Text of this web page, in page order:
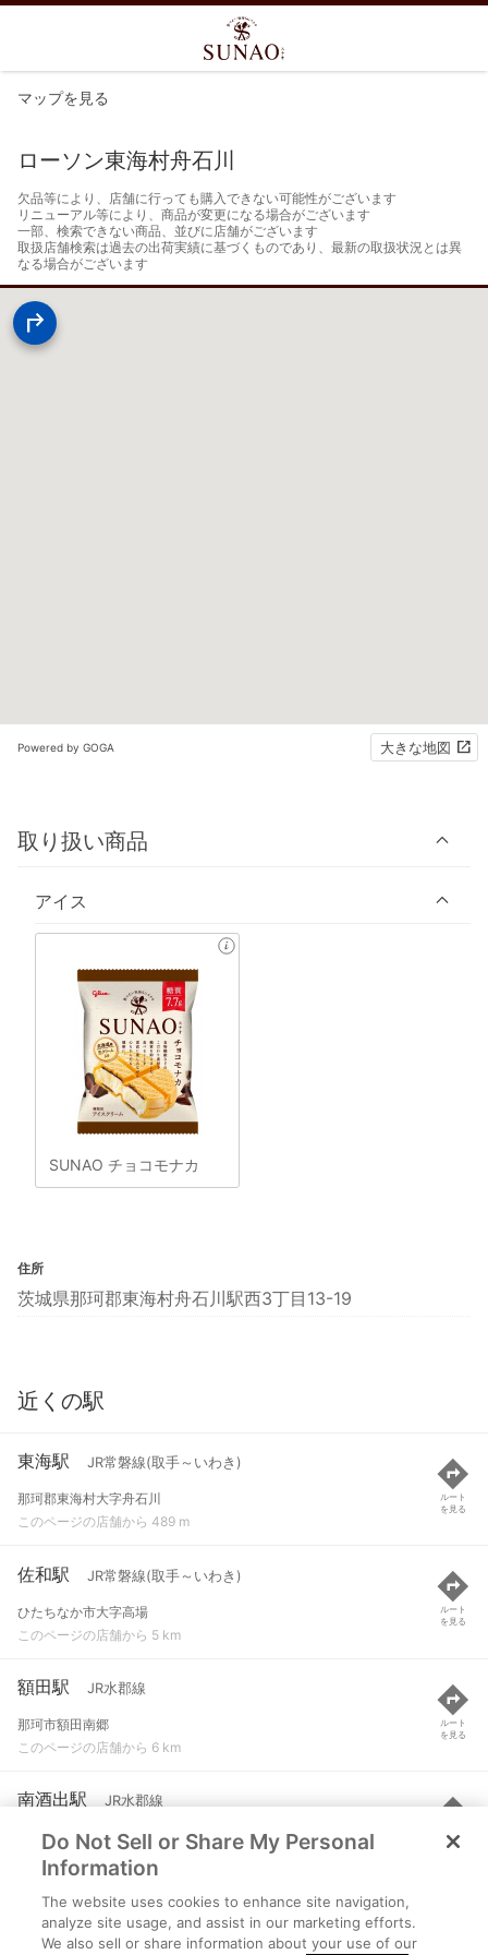
マップを見る
ローソン東海村舟石川
欠品等により、店舗に行っても購入できない可能性がございます
リニューアル等により、商品が変更になる場合がございます
一部、検索できない商品、並びに店舗がございます
取扱店舗検索は過去の出荷実績に基づくものであり、最新の取扱状況とは異
なる場合がございます
Powered by GOGA 大きな地図
取り扱い商品
アイス
SUNAO チョコモナカ
住所
茨城県那珂郡東海村舟石川駅西3丁目13-19
近くの駅
東海駅 JR常磐線(取手～いわき)
那珂郡東海村大字舟石川
このページの店舗から 489 m
ルート
を見る
佐和駅 JR常磐線(取手～いわき)
ひたちなか市大字高場
このページの店舗から 5 km
ルート
を見る
額田駅 JR水郡線
那珂市額田南郷
このページの店舗から 6 km
ルート
を見る
南酒出駅 JR水郡線
那珂市南酒出
このページの店舗から 6.2 km
ルート
を見る
河合駅 JR水郡線
常陸太田市上河合町
Do Not Sell or Share My Personal
Information
The website uses cookies to enhance site navigation,
analyze site usage, and assist in our marketing efforts.
We also sell or share information about your use of our